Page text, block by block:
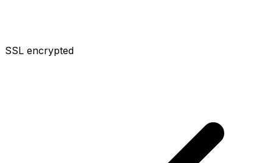
SSL encrypted